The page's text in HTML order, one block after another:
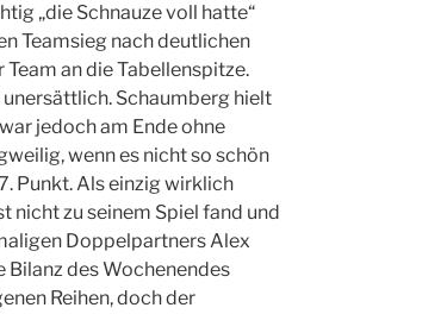
„die Schnauze voll hatte“
Teamsieg nach deutlichen
an die Tabellenspitze.
Schaumberg hielt
jedoch am Ende ohne
wenn es nicht so schön
Punkt. Als einzig wirklich
nicht zu seinem Spiel fand und
Doppelpartners Alex
des Wochenendes
Reihen, doch der